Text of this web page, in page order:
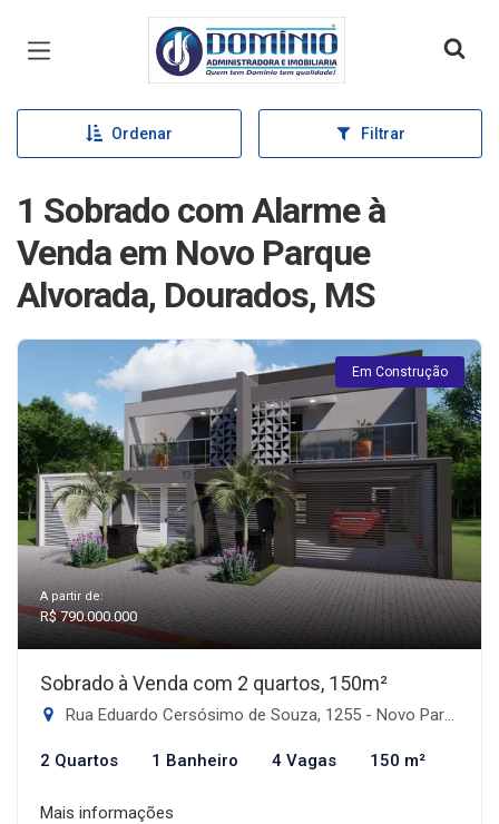
Página inicial
Ordenar Filtrar
1 Sobrado com Alarme à
Venda em Novo Parque
Alvorada, Dourados, MS
Em Construção
A partir de:
R$ 790.000.000
Sobrado à Venda com 2 quartos, 150m²
Rua Eduardo Cersósimo de Souza, 1255 - Novo Parque Alvorada, Dourados-MS
2 Quartos 1 Banheiro 4 Vagas 150 m²
Mais informações